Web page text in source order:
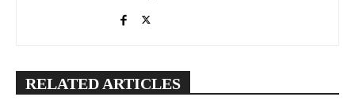
RELATED ARTICLES